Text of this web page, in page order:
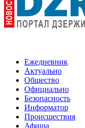
Ежедневник
Актуально
Общество
Официально
Безопасность
Информатор
Происшествия
Афиша